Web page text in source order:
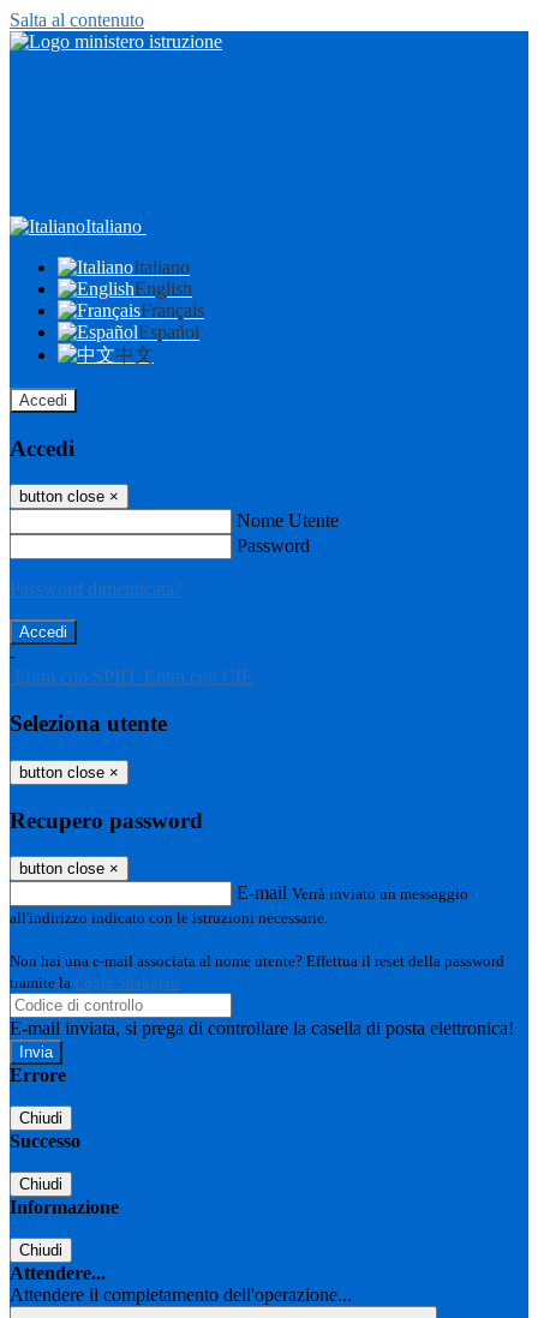
Salta al contenuto
Italiano
Italiano
English
Français
Español
中文
Accedi
Accedi
button close ×
Nome Utente
Password
Password dimenticata?
-
Entra con SPID Entra con CIE
Seleziona utente
button close ×
Recupero password
button close ×
E-mail Verrà inviato un messaggio
all'indirizzo indicato con le istruzioni necessarie.
Non hai una e-mail associata al nome utente? Effettua il reset della password
tramite la Login Spaggiari
E-mail inviata, si prega di controllare la casella di posta elettronica!
Errore
Chiudi
Successo
Chiudi
Informazione
Chiudi
Attendere...
Attendere il completamento dell'operazione...